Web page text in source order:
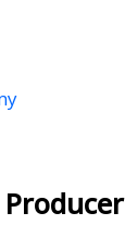
Producer